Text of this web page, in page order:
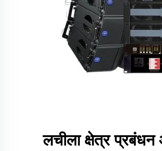
लचीला क्षेत्र प्रबंधन